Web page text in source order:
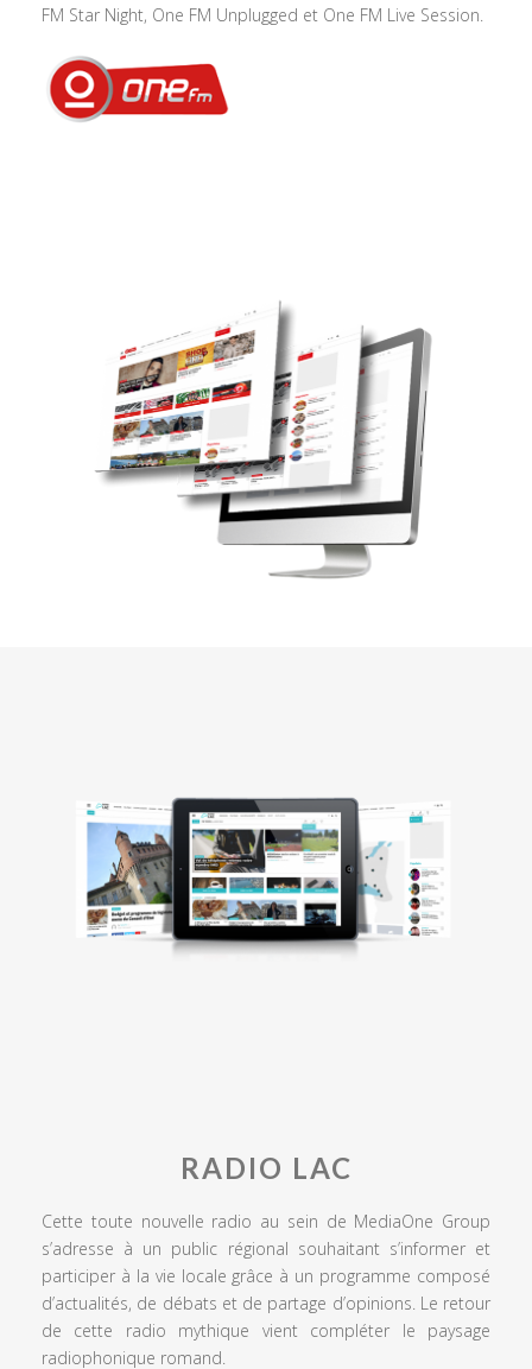
FM Star Night, One FM Unplugged et One FM Live Session.
RADIO LAC
Cette toute nouvelle radio au sein de MediaOne Group
s’adresse à un public régional souhaitant s’informer et
participer à la vie locale grâce à un programme composé
d’actualités, de débats et de partage d’opinions. Le retour
de cette radio mythique vient compléter le paysage
radiophonique romand.